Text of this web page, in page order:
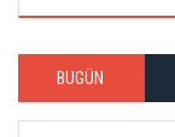
BUGÜN